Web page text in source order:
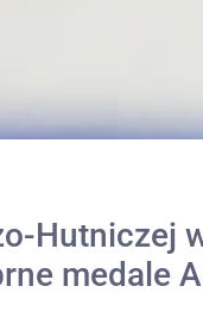
Hutniczej
medale